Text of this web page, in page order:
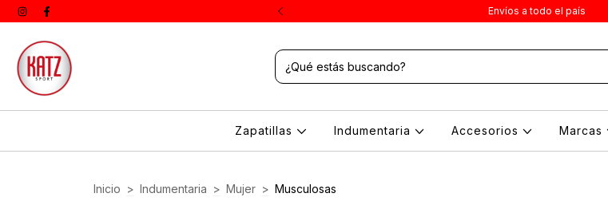
de Oro 221 | Resistencia Envíos a todo el país
Zapatillas Indumentaria Accesorios Marcas
Inicio > Indumentaria > Mujer > Musculosas